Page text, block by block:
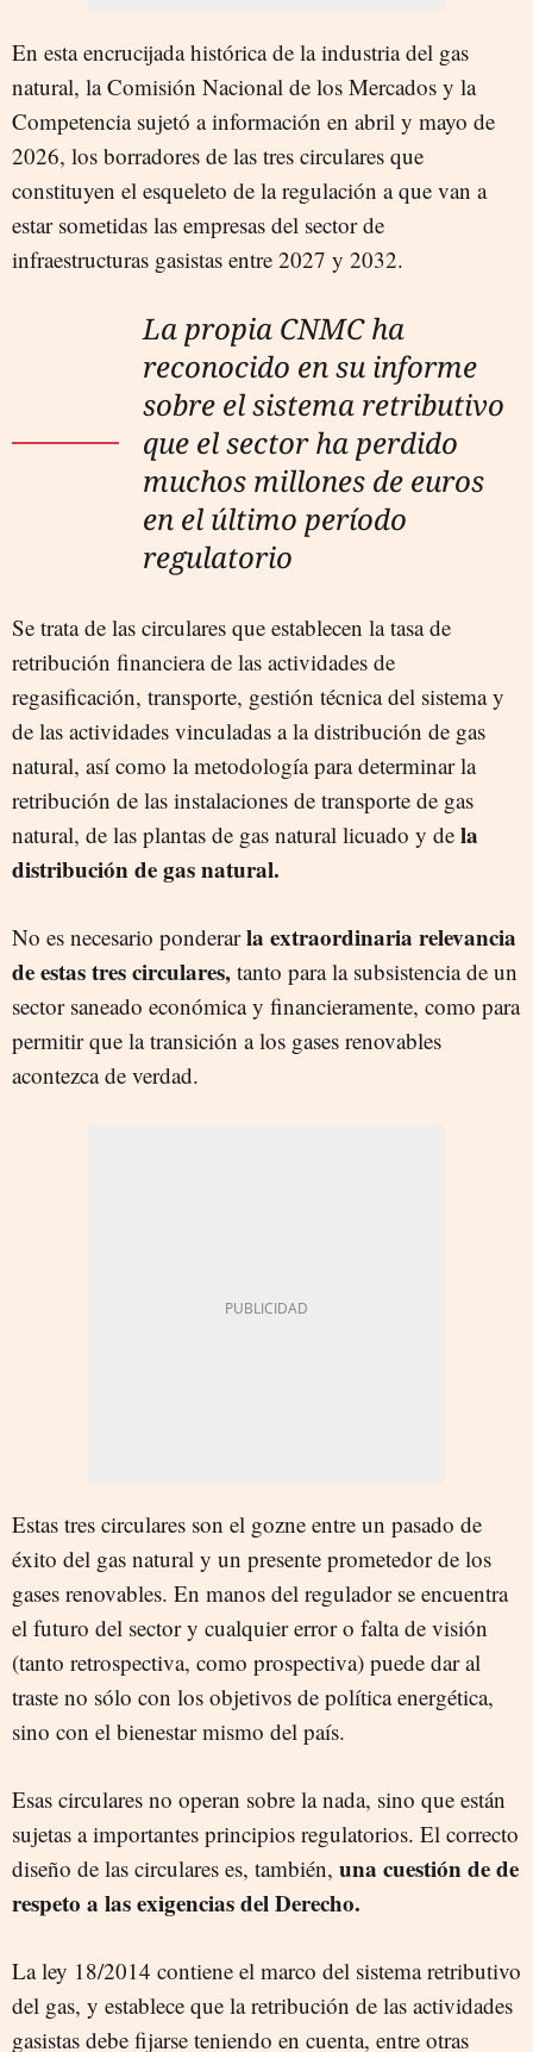
En esta encrucijada histórica de la industria del gas
natural, la Comisión Nacional de los Mercados y la
Competencia sujetó a información en abril y mayo de
2026, los borradores de las tres circulares que
constituyen el esqueleto de la regulación a que van a
estar sometidas las empresas del sector de
infraestructuras gasistas entre 2027 y 2032.
La propia CNMC ha
reconocido en su informe
sobre el sistema retributivo
que el sector ha perdido
muchos millones de euros
en el último período
regulatorio
Se trata de las circulares que establecen la tasa de
retribución financiera de las actividades de
regasificación, transporte, gestión técnica del sistema y
de las actividades vinculadas a la distribución de gas
natural, así como la metodología para determinar la
retribución de las instalaciones de transporte de gas
natural, de las plantas de gas natural licuado y de la
distribución de gas natural.
No es necesario ponderarla extraordinaria relevancia
de estas tres circulares, tanto para la subsistencia de un
sector saneado económica y financieramente, como para
permitir que la transición a los gases renovables
acontezca de verdad.
Estas tres circulares son el gozne entre un pasado de
éxito del gas natural y un presente prometedor de los
gases renovables. En manos del regulador se encuentra
el futuro del sector y cualquier error o falta de visión
(tanto retrospectiva, como prospectiva) puede dar al
traste no sólo con los objetivos de política energética,
sino con el bienestar mismo del país.
Esas circulares no operan sobre la nada, sino que están
sujetas a importantes principios regulatorios. El correcto
diseño de las circulares es, también, una cuestión de de
respeto a las exigencias del Derecho.
La ley 18/2014 contiene el marco del sistema retributivo
del gas, y establece que la retribución de las actividades
gasistas debe fijarse teniendo en cuenta, entre otras